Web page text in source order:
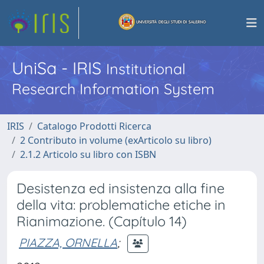
UniSa - IRISInstitutional
Research Information System
IRIS
Catalogo Prodotti Ricerca
2 Contributo in volume (exArticolo su libro)
2.1.2 Articolo su libro con ISBN
Desistenza ed insistenza alla fine
della vita: problematiche etiche in
Rianimazione. (Capítulo 14)
PIAZZA, ORNELLA;